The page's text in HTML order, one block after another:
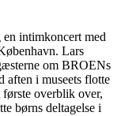
intimkoncert med
Lars
om BROENs
aften i museets flotte
første overblik over,
børns deltagelse i